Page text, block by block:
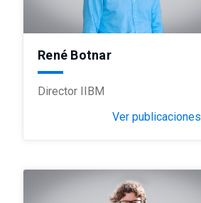
René Botnar
Director IIBM
Ver publicaciones